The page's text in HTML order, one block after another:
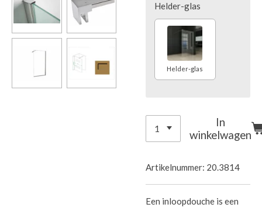
Helder-glas
Helder-glas
In
winkelwagen
Artikelnummer: 20.3814
Een inloopdouche is een